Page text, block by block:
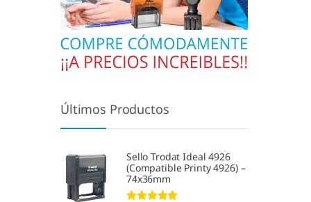
Últimos Productos
Sello Trodat Ideal 4926
(Compatible Printy 4926) –
74x36mm